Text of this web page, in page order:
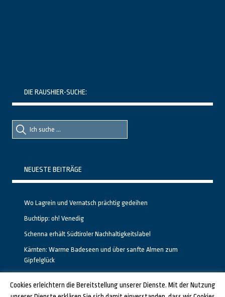
DIE RAUSHIER-SUCHE:
Suche
nach::
Suche
nach:
NEUESTE BEITRÄGE
Wo Lagrein und Vernatsch prächtig gedeihen
Buchtipp: oh! Venedig
Schenna erhält Südtiroler Nachhaltigkeitslabel
Kärnten: Warme Badeseen und über sanfte Almen zum
Gipfelglück
Cookies erleichtern die Bereitstellung unserer Dienste. Mit der Nutzung